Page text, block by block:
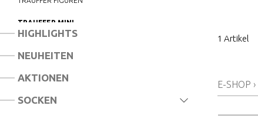
HIGHLIGHTS
NEUHEITEN
AKTIONEN
SOCKEN
TRAUFFER MINI
1 Artikel
E-SHOP ›